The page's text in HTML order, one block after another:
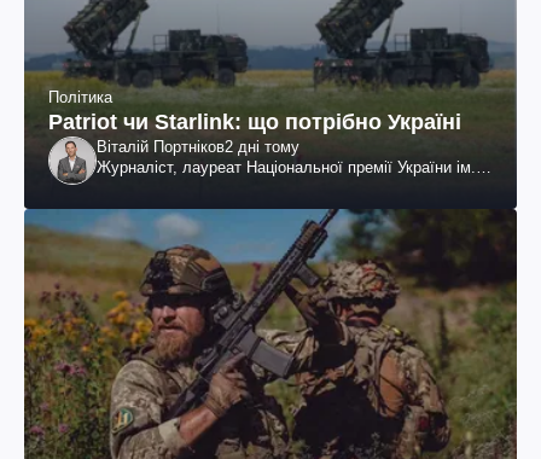
Політика
Patriot чи Starlink: що потрібно Україні
Віталій Портніков2 дні тому
Журналіст, лауреат Національної премії України ім.